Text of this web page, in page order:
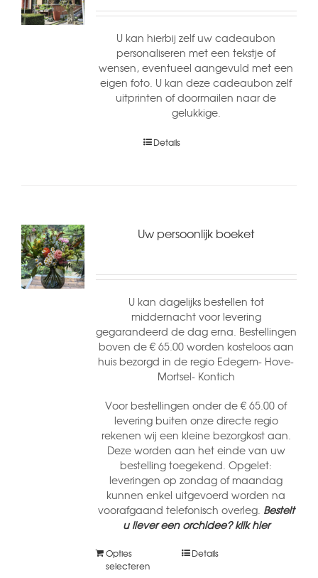
U kan hierbij zelf uw cadeaubon
personaliseren met een tekstje of
wensen, eventueel aangevuld met een
eigen foto. U kan deze cadeaubon zelf
uitprinten of doormailen naar de
gelukkige.
Details
Uw persoonlijk boeket
U kan dagelijks bestellen tot
middernacht voor levering
gegarandeerd de dag erna. Bestellingen
boven de € 65.00 worden kosteloos aan
huis bezorgd in de regio Edegem- Hove-
Mortsel- Kontich
Voor bestellingen onder de € 65.00 of
levering buiten onze directe regio
rekenen wij een kleine bezorgkost aan.
Deze worden aan het einde van uw
bestelling toegekend. Opgelet:
leveringen op zondag of maandag
kunnen enkel uitgevoerd worden na
voorafgaand telefonisch overleg. Bestelt
u liever een orchidee? klik hier
Opties
selecteren
Details